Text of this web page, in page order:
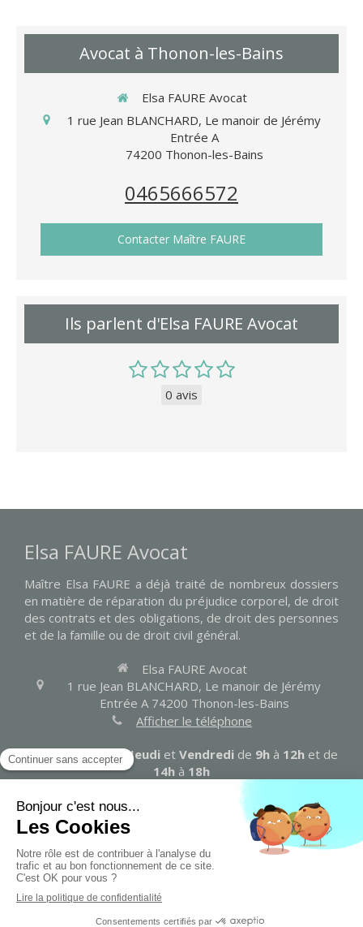
Avocat à Thonon-les-Bains
Elsa FAURE Avocat
1 rue Jean BLANCHARD, Le manoir de Jérémy
Entrée A
74200 Thonon-les-Bains
0465666572
Contacter Maître FAURE
Ils parlent d'Elsa FAURE Avocat
0 avis
Elsa FAURE Avocat
Maître Elsa FAURE a déjà traité de nombreux dossiers
en matière de réparation du préjudice corporel, de droit
des contrats et des obligations, de droit des personnes
et de la famille ou de droit civil général.
Elsa FAURE Avocat
1 rue Jean BLANCHARD, Le manoir de Jérémy
Entrée A 74200 Thonon-les-Bains
Afficher le téléphone
LesLundi ,Mardi,Jeudi et Vendredi de 9h à 12h et de
14h à 18h
Contacter Maître FAURE
Plan du site
Création et référencement du site par Simplébo